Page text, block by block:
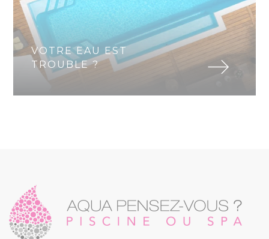
VOTRE EAU EST
TROUBLE ?